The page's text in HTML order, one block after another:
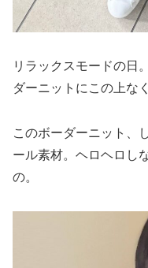
リラックスモードの日
ダーニットにこの上な
このボーダーニット、
ール素材。ヘロヘロし
の。